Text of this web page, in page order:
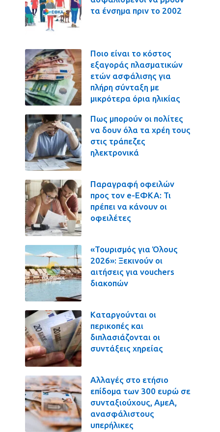
τα ένσημα πριν το 2002
Ποιο είναι το κόστος
εξαγοράς πλασματικών
ετών ασφάλισης για
πλήρη σύνταξη με
μικρότερα όρια ηλικίας
Πως μπορούν οι πολίτες
να δουν όλα τα χρέη τους
στις τράπεζες
ηλεκτρονικά
Παραγραφή οφειλών
προς τον e-ΕΦΚΑ: Τι
πρέπει να κάνουν οι
οφειλέτες
«Τουρισμός για Όλους
2026»: Ξεκινούν οι
αιτήσεις για vouchers
διακοπών
Καταργούνται οι
περικοπές και
διπλασιάζονται οι
συντάξεις χηρείας
Αλλαγές στο ετήσιο
επίδομα των 300 ευρώ σε
συνταξιούχους, ΑμεΑ,
ανασφάλιστους
υπερήλικες